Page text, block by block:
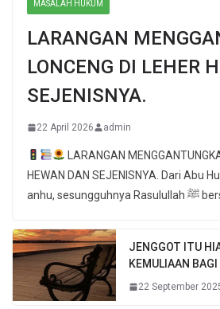
MASALAH HUKUM
LARANGAN
LONCENG DI LEHER
SEJENISNYA.
22 April 2026 admin
LARANGAN
HEWAN DAN SEJENISNYA. Dari Abu
JENGGOT ITU
KEMULIAAN
22 September